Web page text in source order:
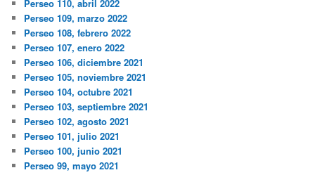
Perseo 110, abril 2022
Perseo 109, marzo 2022
Perseo 108, febrero 2022
Perseo 107, enero 2022
Perseo 106, diciembre 2021
Perseo 105, noviembre 2021
Perseo 104, octubre 2021
Perseo 103, septiembre 2021
Perseo 102, agosto 2021
Perseo 101, julio 2021
Perseo 100, junio 2021
Perseo 99, mayo 2021